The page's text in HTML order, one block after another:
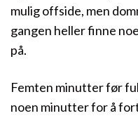
mulig offside, men
gangen heller finne
på.
Femten minutter før
noen minutter for å